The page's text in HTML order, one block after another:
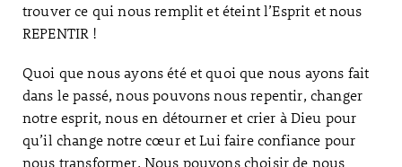
trouver ce qui nous remplit et éteint l’Esprit et nous
REPENTIR !
Quoi que nous ayons été et quoi que nous ayons fait
dans le passé, nous pouvons nous repentir, changer
notre esprit, nous en détourner et crier à Dieu pour
qu’il change notre cœur et Lui faire confiance pour
nous transformer. Nous pouvons choisir de nous